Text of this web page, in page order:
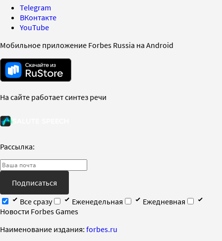
Telegram
ВКонтакте
YouTube
Мобильное приложение Forbes Russia на Android
На сайте работает синтез речи
Рассылка:
Подписаться
Все сразу
Еженедельная
Ежедневная
Новости Forbes Games
Наименование издания: forbes.ru